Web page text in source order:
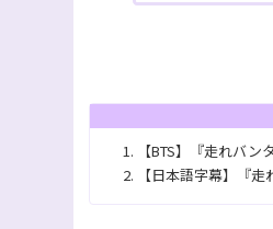
【BTS】『走れバ
【日本語字幕】『走